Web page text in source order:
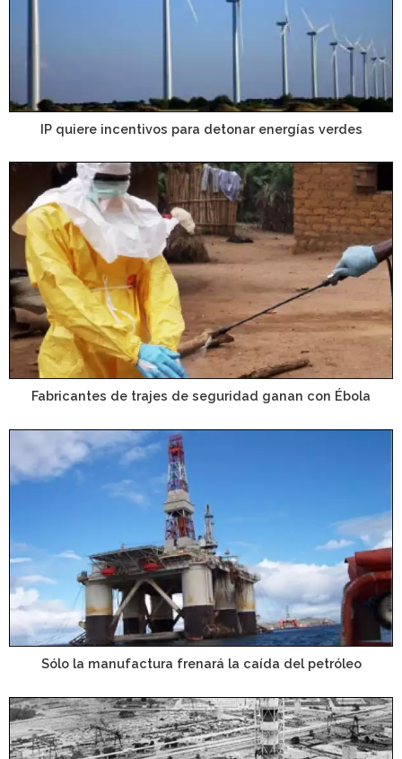
IP quiere incentivos para detonar energías verdes
Fabricantes de trajes de seguridad ganan con Ébola
Sólo la manufactura frenará la caída del petróleo